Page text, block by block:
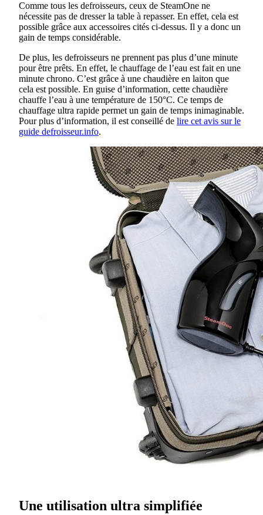
Comme tous les defroisseurs, ceux de SteamOne ne
nécessite pas de dresser la table à repasser. En effet, cela est
possible grâce aux accessoires cités ci-dessus. Il y a donc un
gain de temps considérable.
De plus, les defroisseurs ne prennent pas plus d’une minute
pour être prêts. En effet, le chauffage de l’eau est fait en une
minute chrono. C’est grâce à une chaudière en laiton que
cela est possible. En guise d’information, cette chaudière
chauffe l’eau à une température de 150°C. Ce temps de
chauffage ultra rapide permet un gain de temps inimaginable.
Pour plus d’information, il est conseillé de lire cet avis sur le
guide defroisseur.info.
Une utilisation ultra simplifiée